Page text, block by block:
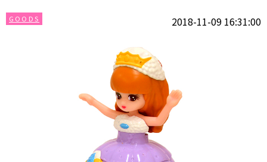
GOODS 2018-11-09 16:31:00